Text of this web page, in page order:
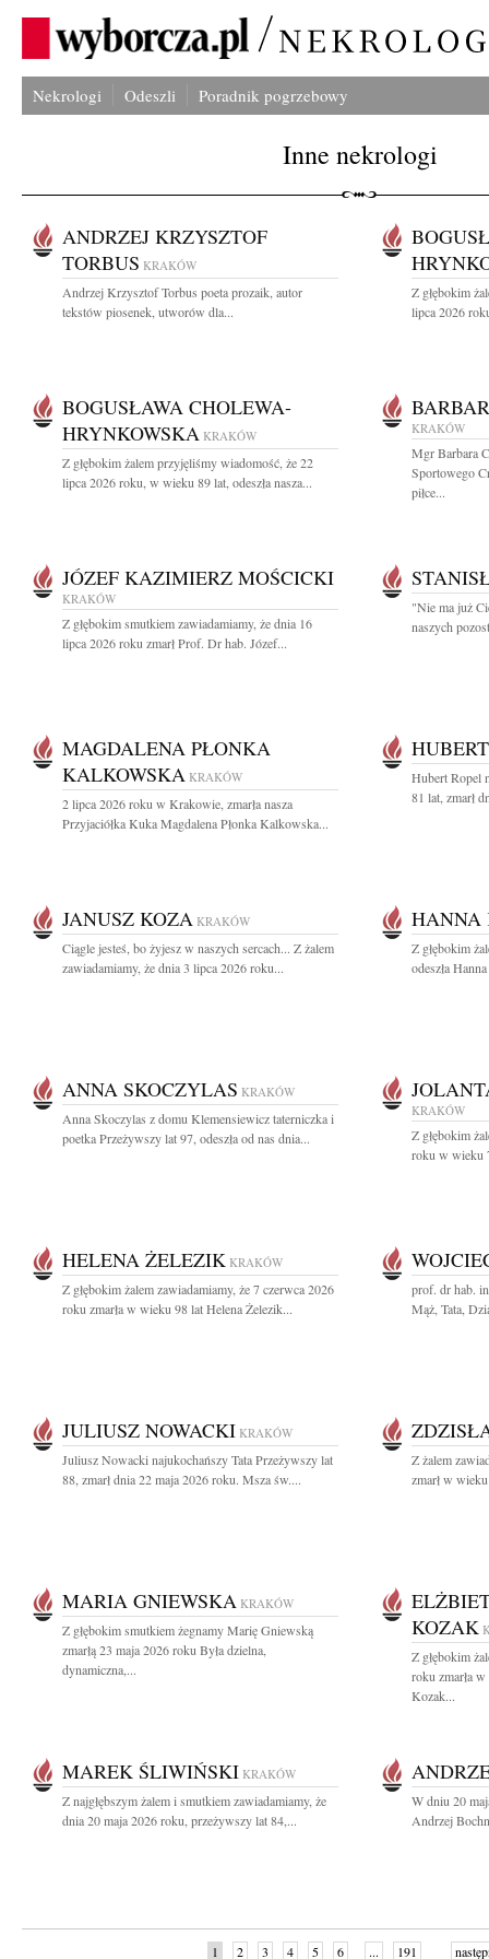
Nekrologi Odeszli Poradnik pogrzebowy
Inne nekrologi
ANDRZEJ KRZYSZTOF
TORBUS KRAKÓW
Andrzej Krzysztof Torbus poeta prozaik, autor
tekstów piosenek, utworów dla...
Z głębokim
lipca 2026
BOGUSŁAWA CHOLEWA-
HRYNKOWSKA KRAKÓW
Z głębokim żalem przyjęliśmy wiadomość, że 22
lipca 2026 roku, w wieku 89 lat, odeszła nasza...
KRAKÓW
Mgr Barbara
Sportowego
piłce...
JÓZEF KAZIMIERZ MOŚCICKI
KRAKÓW
Z głębokim smutkiem zawiadamiamy, że dnia 16
lipca 2026 roku zmarł Prof. Dr hab. Józef...
"Nie ma już
naszych
MAGDALENA PŁONKA
KALKOWSKA KRAKÓW
2 lipca 2026 roku w Krakowie, zmarła nasza
Przyjaciółka Kuka Magdalena Płonka Kalkowska...
Hubert Ropel
81 lat, zmarł
JANUSZ KOZA KRAKÓW
Ciągle jesteś, bo żyjesz w naszych sercach... Z żalem
zawiadamiamy, że dnia 3 lipca 2026 roku...
HANNA
Z głębokim
odeszła
ANNA SKOCZYLAS KRAKÓW
Anna Skoczylas z domu Klemensiewicz taterniczka i
poetka Przeżywszy lat 97, odeszła od nas dnia...
KRAKÓW
Z głębokim
roku w wieku
HELENA ŻELEZIK KRAKÓW
Z głębokim żalem zawiadamiamy, że 7 czerwca 2026
roku zmarła w wieku 98 lat Helena Żelezik...
prof. dr hab.
Mąż, Tata,
JULIUSZ NOWACKI KRAKÓW
Juliusz Nowacki najukochańszy Tata Przeżywszy lat
88, zmarł dnia 22 maja 2026 roku. Msza św....
Z żalem
zmarł w
MARIA GNIEWSKA KRAKÓW
Z głębokim smutkiem żegnamy Marię Gniewską
zmarłą 23 maja 2026 roku Była dzielna,
dynamiczna,...
KOZAK
Z głębokim
roku zmarła
Kozak...
MAREK ŚLIWIŃSKI KRAKÓW
Z najgłębszym żalem i smutkiem zawiadamiamy, że
dnia 20 maja 2026 roku, przeżywszy lat 84,...
W dniu 20
Andrzej
1 2 3 4 5 6 ... 191